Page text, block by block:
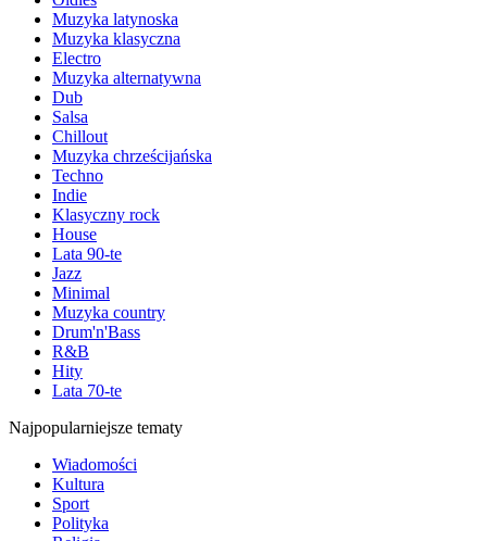
Muzyka latynoska
Muzyka klasyczna
Electro
Muzyka alternatywna
Dub
Salsa
Chillout
Muzyka chrześcijańska
Techno
Indie
Klasyczny rock
House
Lata 90-te
Jazz
Minimal
Muzyka country
Drum'n'Bass
R&B
Hity
Lata 70-te
Najpopularniejsze tematy
Wiadomości
Kultura
Sport
Polityka